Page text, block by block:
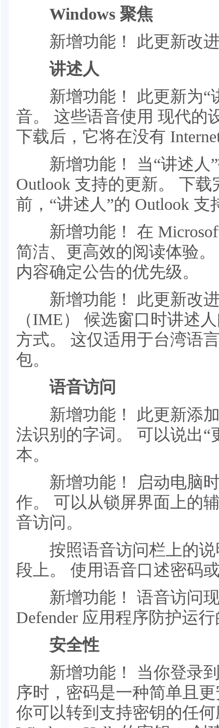
Windows 聚焦
新增功能！ 此更新改进
讲述人
新增功能！ 此更新为“
音。 这些语音使用 现代的
下载后，它将在没有
新增功能！ 当“讲述人”
Outlook 支持的更新。 下
前，“讲述人”的 Outlook
新增功能！ 在 Microsoft
简洁、更高效的阅读体验
内容确定公告的优先级。
新增功能！ 此更新改进
（IME） 候选窗口时讲述
方式。 这仅适用于台湾语
包。
语音访问
新增功能！ 此更新添加
法识别的字词。 可以说出“
本。
新增功能！ 启动电脑时
作。 可以从锁屏界面上的
音访问。
按照语音访问栏上的说
段上。 使用语音口述密码
新增功能！ 语音访问现
Defender 应用程序防护运
安全性
新增功能！ 当你登录到
序时，密码是一种简单且
你可以转到支持密钥的任